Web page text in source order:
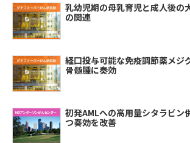
乳幼児期の母乳育児と成人後の
の関連
経口投与可能な免疫調節薬メジ
骨髄腫に奏効
初発AMLへの高用量シタラビン
つ奏効を改善